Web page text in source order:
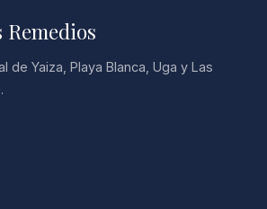
de Yaiza, Playa Blanca, Uga y Las